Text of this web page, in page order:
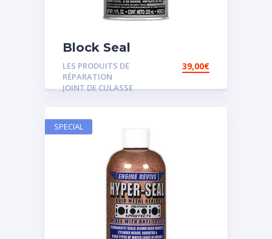
Block Seal
LES PRODUITS DE
RÉPARATION
JOINT DE CULASSE
39,00€
SPECIAL